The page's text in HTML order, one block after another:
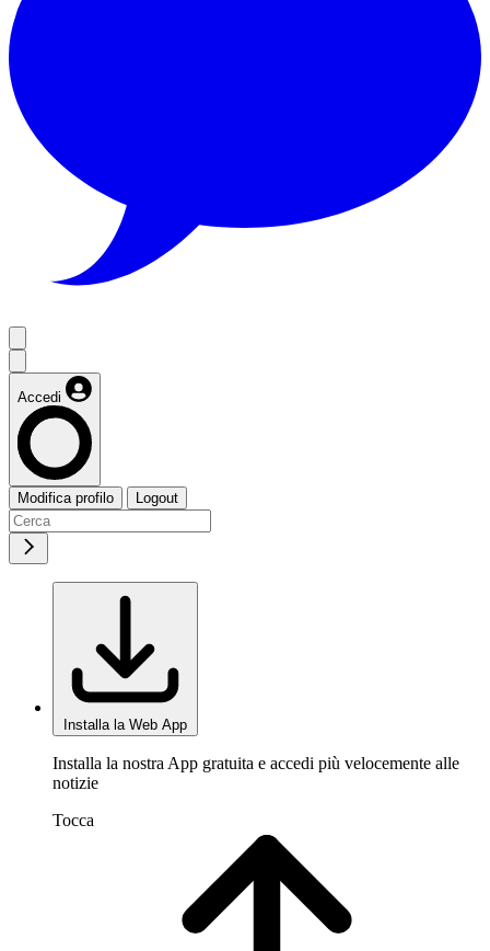
Accedi
Modifica profilo Logout
Installa la Web App
Installa la nostra App gratuita e accedi più velocemente alle
notizie
Tocca